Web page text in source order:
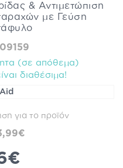
& Αντιμετώπιση
με Γεύση
(σε απόθεμα)
διαθέσιμα!
για το προϊόν